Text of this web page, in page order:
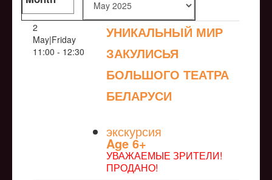
2
May|Friday
11:00 - 12:30
УНИКАЛЬНЫЙ МИР
ЗАКУЛИСЬЯ
БОЛЬШОГО ТЕАТРА
БЕЛАРУСИ
экскурсия
Age 6+
УВАЖАЕМЫЕ ЗРИТЕЛИ!
ПРОДАНО!